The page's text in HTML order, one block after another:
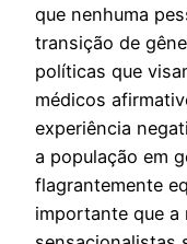
que nenhuma
transição de
políticas que
médicos
experiência
a população em
flagrantemente
importante que a